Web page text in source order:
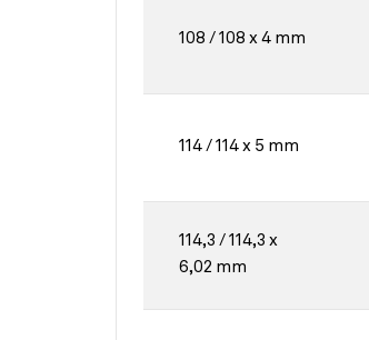
108 / 108 x 4 mm
114 / 114 x 5 mm
114,3 / 114,3 x
6,02 mm